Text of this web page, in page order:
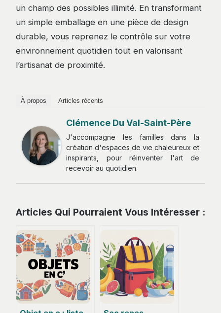
un champ des possibles illimité. En transformant
un simple emballage en une pièce de design
durable, vous reprenez le contrôle sur votre
environnement quotidien tout en valorisant
l’artisanat de proximité.
À propos Articles récents
Clémence Du Val-Saint-Père
J'accompagne les familles dans la
création d'espaces de vie chaleureux et
inspirants, pour réinventer l'art de
recevoir au quotidien.
Articles Qui Pourraient Vous Intéresser :